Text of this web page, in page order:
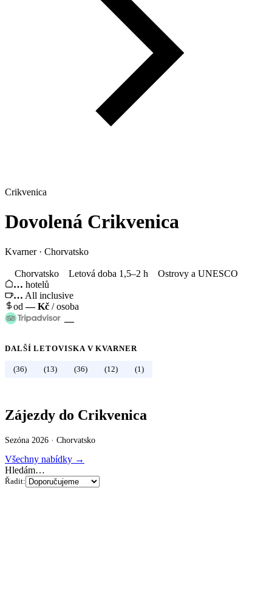
Crikvenica
Dovolená Crikvenica
Kvarner· Chorvatsko
Chorvatsko Letová doba 1,5–2 h
Ostrovy a UNESCO
… hotelů
… All inclusive
od—Kč / osoba
—
DALŠÍ LETOVISKA VKVARNER
(36) (13) (36) (12) (1)
Zájezdy do Crikvenica
Sezóna 2026 · Chorvatsko
Všechny nabídky →
Hledám…
Řadit: